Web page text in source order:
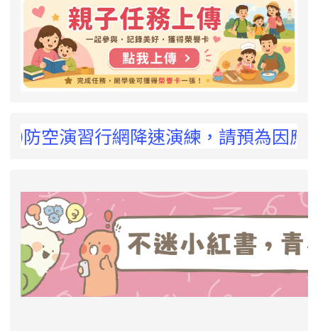
習行網降速演練，請預為因應，詳洽